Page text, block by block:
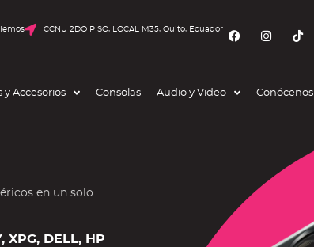
CCNU 2DO PISO, LOCAL M35, Quito, Ecuador
y Accesorios Consolas Audio y Video Conócenos
en un solo
DELL, HP